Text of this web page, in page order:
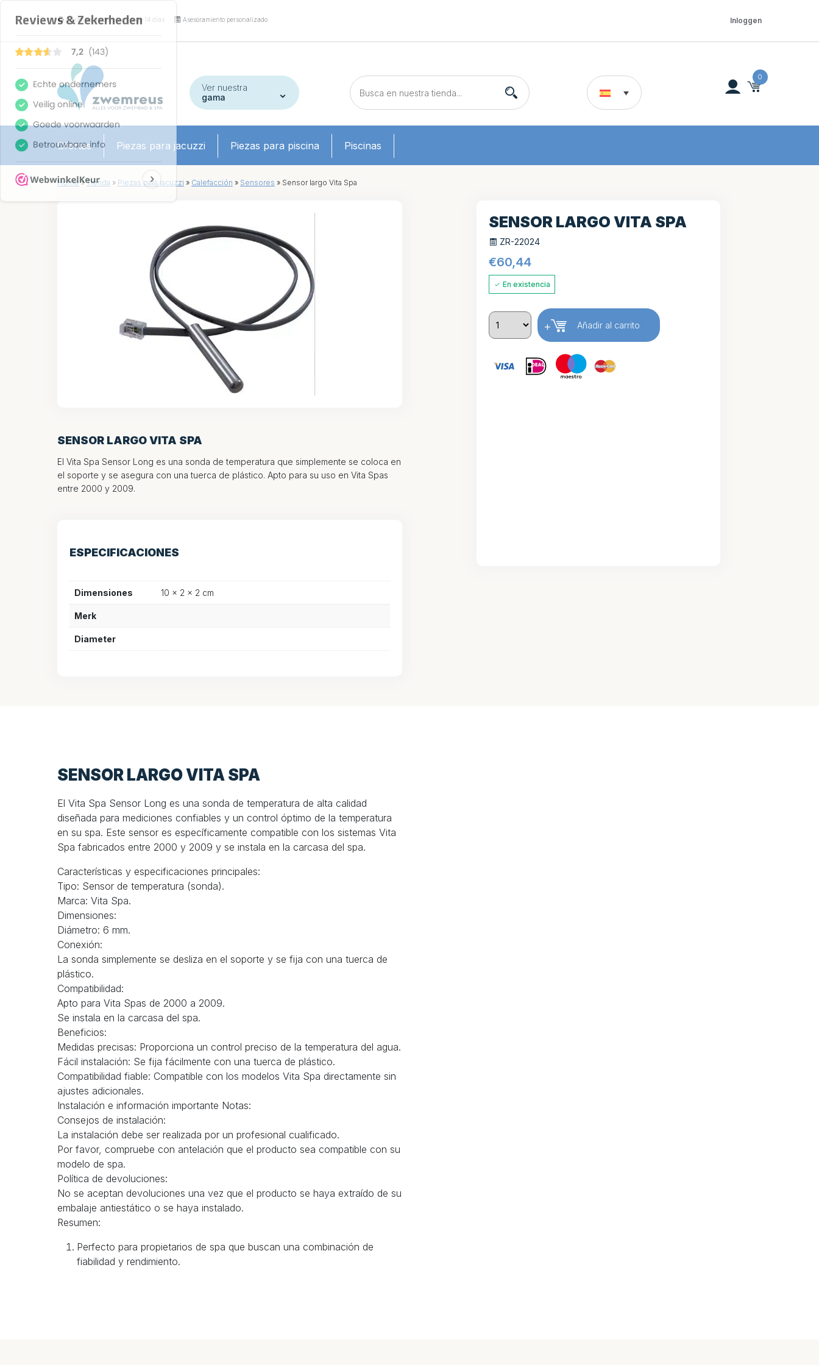
Garantía de devolución de 14 días Asesoramiento personalizado Inloggen
Ver nuestra
gama
0
Ofertas Piezas para jacuzzi Piezas para piscina Piscinas
Home » Tienda » Piezas para jacuzzi » Calefacción » Sensores » Sensor largo Vita Spa
SENSOR LARGO VITA SPA
El Vita Spa Sensor Long es una sonda de temperatura que simplemente se coloca en
el soporte y se asegura con una tuerca de plástico. Apto para su uso en Vita Spas
entre 2000 y 2009.
ESPECIFICACIONES
Dimensiones 10 × 2 × 2 cm
Merk
Diameter
SENSOR LARGO VITA SPA
ZR-22024
€60,44
En existencia
+ Añadir al carrito
SENSOR LARGO VITA SPA
El Vita Spa Sensor Long es una sonda de temperatura de alta calidad
diseñada para mediciones confiables y un control óptimo de la temperatura
en su spa. Este sensor es específicamente compatible con los sistemas Vita
Spa fabricados entre 2000 y 2009 y se instala en la carcasa del spa.
Características y especificaciones principales:
Tipo: Sensor de temperatura (sonda).
Marca: Vita Spa.
Dimensiones:
Diámetro: 6 mm.
Conexión:
La sonda simplemente se desliza en el soporte y se fija con una tuerca de
plástico.
Compatibilidad:
Apto para Vita Spas de 2000 a 2009.
Se instala en la carcasa del spa.
Beneficios:
Medidas precisas: Proporciona un control preciso de la temperatura del agua.
Fácil instalación: Se fija fácilmente con una tuerca de plástico.
Compatibilidad fiable: Compatible con los modelos Vita Spa directamente sin
ajustes adicionales.
Instalación e información importante Notas:
Consejos de instalación:
La instalación debe ser realizada por un profesional cualificado.
Por favor, compruebe con antelación que el producto sea compatible con su
modelo de spa.
Política de devoluciones:
No se aceptan devoluciones una vez que el producto se haya extraído de su
embalaje antiestático o se haya instalado.
Resumen:
Perfecto para propietarios de spa que buscan una combinación de
fiabilidad y rendimiento.